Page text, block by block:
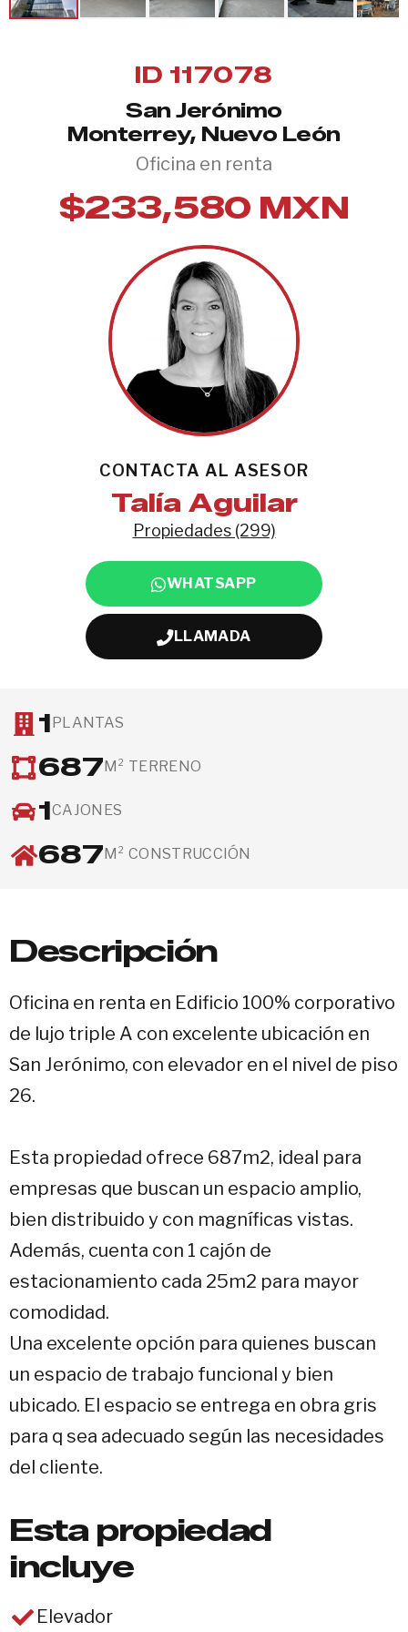
ID 117078
San Jerónimo
Monterrey, Nuevo León
Oficina en renta
$233,580 MXN
CONTACTA AL ASESOR
Talía Aguilar
Propiedades (299)
WHATSAPP
LLAMADA
1PLANTAS
687M² TERRENO
1CAJONES
687M² CONSTRUCCIÓN
Descripción
Oficina en renta en Edificio 100% corporativo
de lujo triple A con excelente ubicación en
San Jerónimo, con elevador en el nivel de piso
26.
Esta propiedad ofrece 687m2, ideal para
empresas que buscan un espacio amplio,
bien distribuido y con magníficas vistas.
Además, cuenta con 1 cajón de
estacionamiento cada 25m2 para mayor
comodidad.
Una excelente opción para quienes buscan
un espacio de trabajo funcional y bien
ubicado. El espacio se entrega en obra gris
para q sea adecuado según las necesidades
del cliente.
Esta propiedad
incluye
Elevador